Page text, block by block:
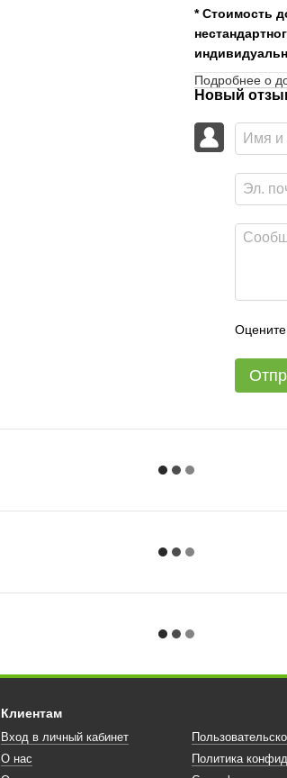
* Стоимость
Подробнее о
Новый
Клиентам
Вход в личный кабинет
О нас
Политика